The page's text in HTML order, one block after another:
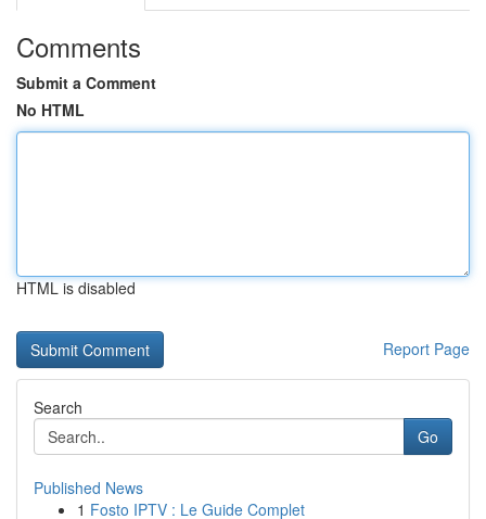
Comments
Submit a Comment
No HTML
HTML is disabled
Report Page
Search
Go
Published News
1 Fosto IPTV : Le Guide Complet